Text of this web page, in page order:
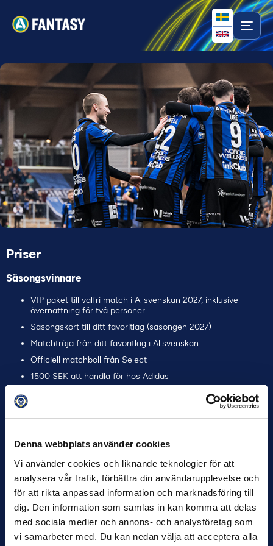
Denna webbplats använder cookies
Vi använder cookies och liknande teknologier för att
analysera vår trafik, förbättra din användarupplevelse och
för att rikta anpassad information och marknadsföring till
dig. Den information som samlas in kan komma att delas
med sociala medier och annons- och analysföretag som
vi samarbeter med. Du kan nedan välja att acceptera alla
Priser
Säsongsvinnare
VIP-paket till valfri match i Allsvenskan 2027, inklusive
övernattning för två personer
Säsongskort till ditt favoritlag (säsongen 2027)
Matchtröja från ditt favoritlag i Allsvenskan
Officiell matchboll från Select
1500 SEK att handla för hos Adidas
Andraplats – säsong
Säsongskort till ditt favoritlag (säsongen 2027)
Tredjeplats – säsong
Matchtröja från ditt favoritlag i Allsvenskan
Officiell matchboll från Select
Fjärdeplats – säsong